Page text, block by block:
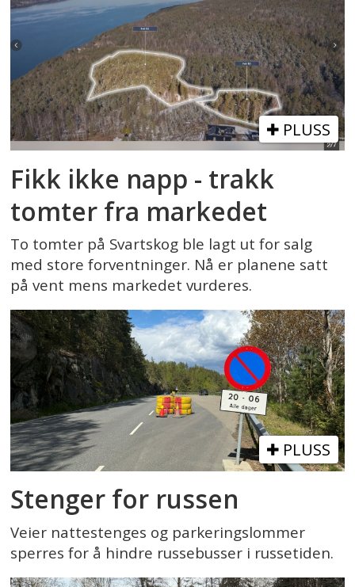
PLUSS
Fikk ikke napp - trakk
tomter fra markedet
To tomter på Svartskog ble lagt ut for salg
med store forventninger. Nå er planene satt
på vent mens markedet vurderes.
PLUSS
Stenger for russen
Veier nattestenges og parkeringslommer
sperres for å hindre russebusser i russetiden.